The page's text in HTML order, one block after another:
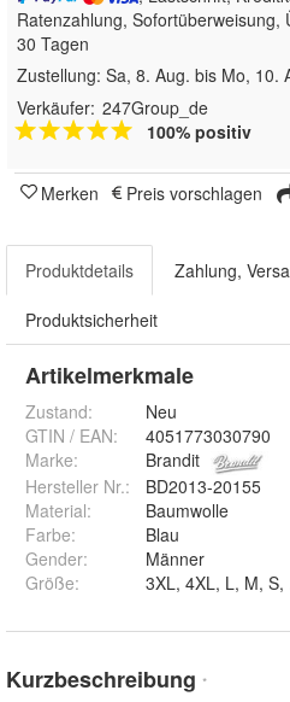
Ratenzahlung, Sofortüberweisung,
30 Tagen
Zustellung: Sa, 8. Aug. bis Mo, 10.
Verkäufer: 247Group_de
100% positiv
Merken Preis vorschlagen
Produktdetails Zahlung,
Produktsicherheit
Artikelmerkmale
Zustand:
Neu
GTIN / EAN:
4051773030790
Marke:
Brandit
Hersteller Nr.:
BD2013-20155
Material:
Baumwolle
Farbe:
Blau
Gender:
Männer
Größe:
Kurzbeschreibung *